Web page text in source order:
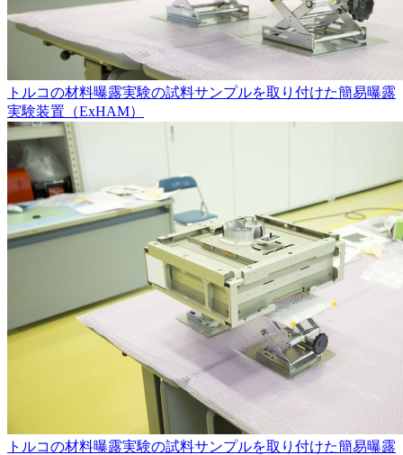
トルコの材料曝露実験の試料サンプルを取り付けた簡易曝露
実験装置（ExHAM）
トルコの材料曝露実験の試料サンプルを取り付けた簡易曝露